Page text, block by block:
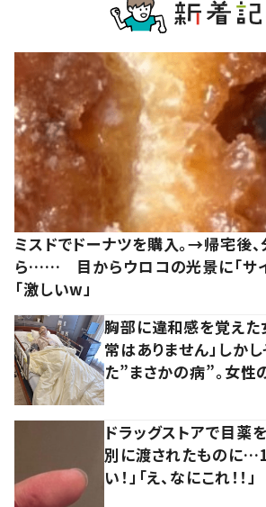
ミスドでドーナツを購入。→帰宅後、
ら…… 目からウロコの光景に「サ
「激しいw」
胸部に違和感を覚えた
常はありません」しか
た”まさかの病”。女性
ドラッグストアで目
別に渡されたものに
い！」「え、なにこれ！！」